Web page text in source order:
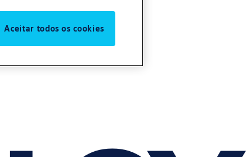
Aceitar todos os cookies